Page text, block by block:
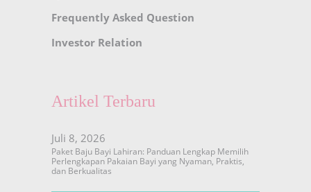
Frequently Asked Question
Investor Relation
Artikel Terbaru
Juli 8, 2026
Paket Baju Bayi Lahiran: Panduan Lengkap Memilih
Perlengkapan Pakaian Bayi yang Nyaman, Praktis,
dan Berkualitas